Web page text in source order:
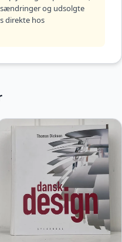
og udsolgte
direkte hos